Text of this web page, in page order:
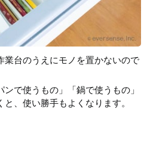
業台のうえにモノを置かないので
で使うもの」「鍋で使うもの」
、使い勝手もよくなります。